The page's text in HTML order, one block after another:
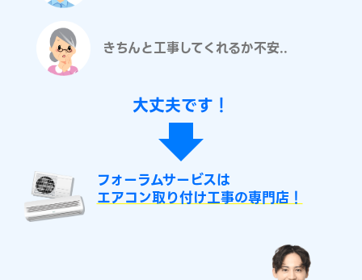
きちんと工事してくれるか不安..
大丈夫です！
フォーラムサービスは
エアコン取り付け工事の専門店！